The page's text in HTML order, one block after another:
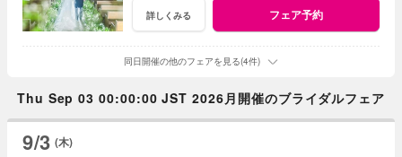
詳しくみる フェア予約
同日開催の他のフェアを見る(4件)
Thu Sep 03 00:00:00 JST 2026月開催のブライダルフェア
9/3 (木)